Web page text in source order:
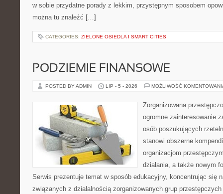
w sobie przydatne porady z lekkim, przystępnym sposobem
można tu znaleźć […]
CATEGORIES: ZIELONE OSIEDLA I SMART CITIES
PODZIEMIE FINANSOWE
POSTED BY ADMIN LIP - 5 - 2026 MOŻLIWOŚĆ
Zorganizowana
ogromne zainteresowanie
osób poszukujących
stanowi obszerne
organizacjom
działania, a także nowym
Serwis prezentuje temat w sposób edukacyjny, koncentrując się
związanych z działalnością zorganizowanych grup